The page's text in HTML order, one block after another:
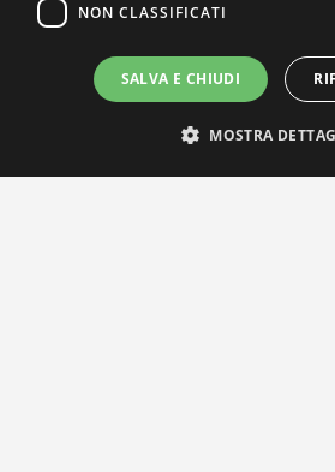
NON CLASSIFICATI
SALVA E CHIUDI
MOSTRA